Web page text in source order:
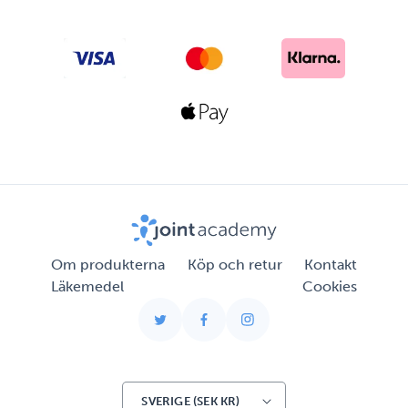
Om produkterna Köp och retur
Kontakt
Läkemedel
Cookies
SVERIGE (SEK KR)